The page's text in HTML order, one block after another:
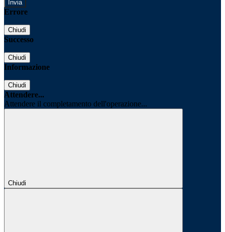
Errore
Chiudi
Successo
Chiudi
Informazione
Chiudi
Attendere...
Attendere il completamento dell'operazione...
Chiudi